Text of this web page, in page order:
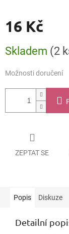
16 Kč
cena:
Skladem (2
Možnosti doručení
ZEPTAT SE
Popis Diskuze
Detailní